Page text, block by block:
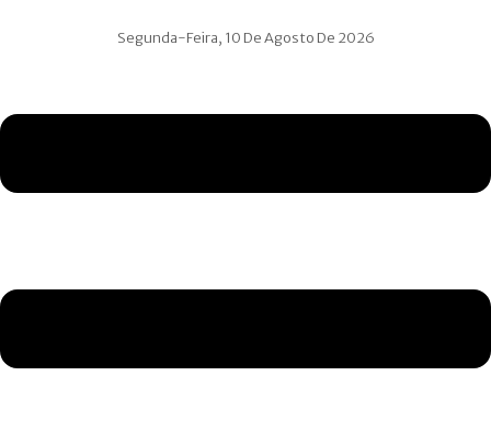
Segunda-Feira, 10 De Agosto De 2026